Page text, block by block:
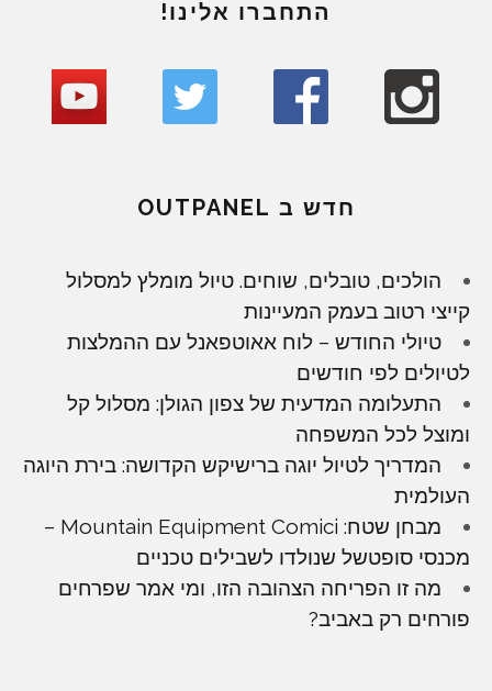
התחברו אלינו!
חדש ב OUTPANEL
הולכים, טובלים, שוחים. טיול מומלץ למסלול
קייצי רטוב בעמק המעיינות
טיולי החודש – לוח אאוטפאנל עם ההמלצות
לטיולים לפי חודשים
התעלומה המדעית של צפון הגולן: מסלול קל
ומוצל לכל המשפחה
המדריך לטיול יוגה ברישיקש הקדושה: בירת היוגה
העולמית
מבחן שטח: Mountain Equipment Comici –
מכנסי סופטשל שנולדו לשבילים טכניים
מה זו הפריחה הצהובה הזו, ומי אמר שפרחים
פורחים רק באביב?